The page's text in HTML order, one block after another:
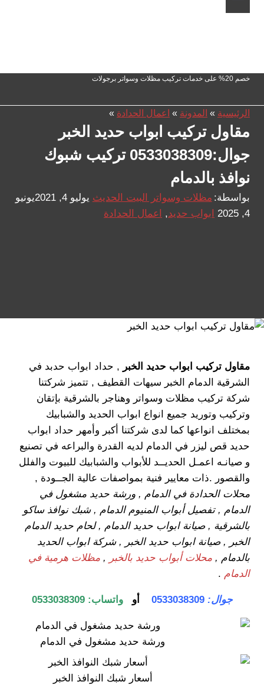
خصم 20% على خدمات تركيب مظلات وسواتر برجولات
الرئيسية » المدونة » اعمال الحدادة »
مقاول تركيب ابواب حديد الخبر
جوال:0533038309 تركيب شبوك
نوافذ بالدمام
بواسطة: مظلات وسواتر البيت الحديث يوليو 4, 2021
يونيو
4, 2025
ابواب حديد, اعمال الحدادة
مقاول تركيب ابواب حديد الخبر , حداد ابواب حدبد في
الشرقية الدمام الخبر سيهات القطيف , تتميز شركتنا
شركة تركيب مظلات وسواتر وهناجر بالشرقية بإتقان
وتركيب وتوريد جميع انواع ابواب الحديد والشبابيك
بمختلف انواعها كما لدى شركتنا أكبر وأمهر حداد ابواب
حديد قص ليزر في الدمام لديه القدرة والبراعه في تصنيع
و صيانـه اعمـل الحديــد للأبواب والشبابيك للبيوت والفلل
والقصور .ذات معايير فنية بمواصفات عالية الجــودة ,
محلات الحدادة في الدمام , ورشة حديد مشغول في
الدمام , تفصيل أبواب المنيوم الدمام , شبك نوافذ ساكو
بالشرقية , صيانة ابواب حديد الدمام , لحام حديد الدمام
الخبر , صيانة ابواب حديد الخبر , شركة ابواب الحديد
بالدمام , محلات أبواب حديد بالخبر , مظلات هرمية في
الدمام .
جوال: 0533038309 أوواتساب:0533038309
ورشة حديد مشغول في الدمام
أسعار شبك النوافذ الخبر